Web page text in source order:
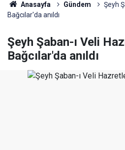
Anasayfa Gündem
Şeyh
Bağcılar'da anıldı
Şeyh Şaban-ı Veli
Bağcılar'da anıldı